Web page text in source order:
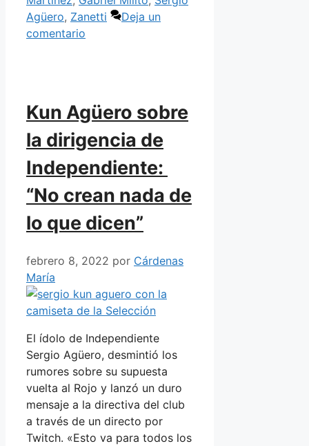
Agüero, Zanetti
Deja un
comentario
Kun Agüero sobre
la dirigencia de
Independiente:
“No crean nada de
lo que dicen”
febrero 8, 2022 por Cárdenas
María
El ídolo de Independiente
Sergio Agüero, desmintió los
rumores sobre su supuesta
vuelta al Rojo y lanzó un duro
mensaje a la directiva del club
a través de un directo por
Twitch. «Esto va para todos los